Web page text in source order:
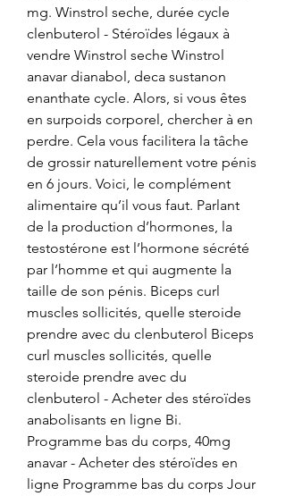
mg. Winstrol seche, durée cycle
clenbuterol - Stéroïdes légaux à
vendre Winstrol seche Winstrol
anavar dianabol, deca sustanon
enanthate cycle. Alors, si vous êtes
en surpoids corporel, chercher à en
perdre. Cela vous facilitera la tâche
de grossir naturellement votre pénis
en 6 jours. Voici, le complément
alimentaire qu’il vous faut. Parlant
de la production d’hormones, la
testostérone est l’hormone sécrété
par l’homme et qui augmente la
taille de son pénis. Biceps curl
muscles sollicités, quelle steroide
prendre avec du clenbuterol Biceps
curl muscles sollicités, quelle
steroide prendre avec du
clenbuterol - Acheter des stéroïdes
anabolisants en ligne Bi.
Programme bas du corps, 40mg
anavar - Acheter des stéroïdes en
ligne Programme bas du corps Jour